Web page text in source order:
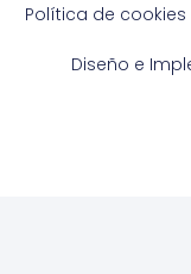
Política de cookies
Diseño e